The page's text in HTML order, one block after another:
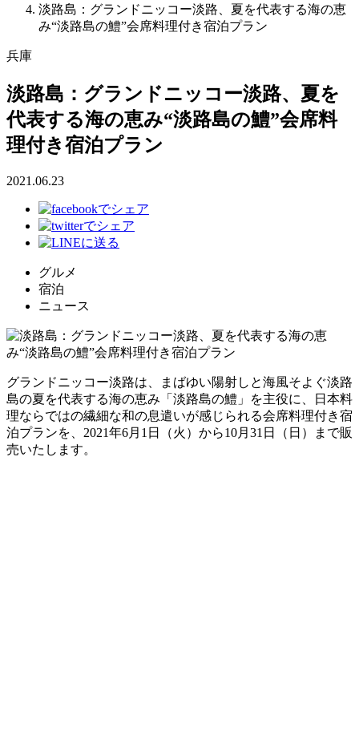
淡路島：グランドニッコー淡路、夏を代表する海の恵
み“淡路島の鱧”会席料理付き宿泊プラン
兵庫
淡路島：グランドニッコー淡路、夏を
代表する海の恵み“淡路島の鱧”会席料
理付き宿泊プラン
2021.06.23
グルメ
宿泊
ニュース
グランドニッコー淡路は、まばゆい陽射しと海風そよぐ淡路
島の夏を代表する海の恵み「淡路島の鱧」を主役に、日本料
理ならではの繊細な和の息遣いが感じられる会席料理付き宿
泊プランを、2021年6月1日（火）から10月31日（日）まで販
売いたします。